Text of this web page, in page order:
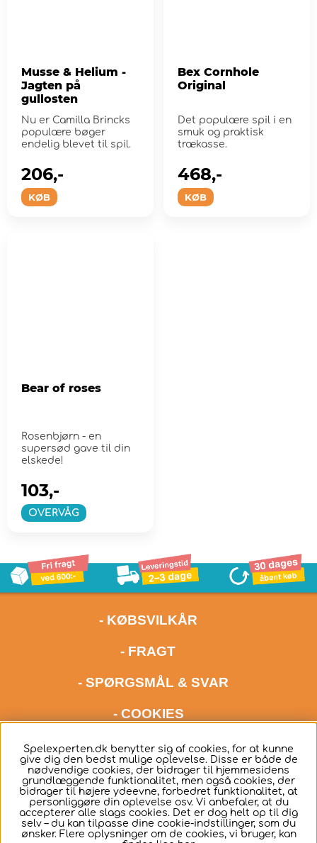
Musse & Helium -
Jagten på
gullosten
Nu er Camilla Brincks
populære bøger
endelig blevet til spil.
KØB
206,-
Bex Cornhole
Original
Det populære spil i en
smuk og praktisk
trækasse.
KØB
468,-
Bear of roses
Rosenbjørn - en
supersød gave til din
elskede!
OVERVÅG
103,-
- KØBSVILKÅR
- FRAGT
- SPØRGSMÅL & SVAR
- COOKIES
kontakt os meget gerne via mail på adressen
hello@spelexperten.com
Spelexperten.dk benytter sig af cookies, for at kunne
give dig den bedst mulige oplevelse. Disse er både de
nødvendige cookies, der bidrager til hjemmesidens
grundlæggende funktionalitet, men også cookies, der
bidrager til højere ydeevne, forbedret funktionalitet, at
personliggøre din oplevelse osv. Vi anbefaler, at du
accepterer alle slags cookies. Det er dog helt op til dig
selv – du kan tilpasse dine cookie-indstillinger, som du
ønsker. Flere oplysninger om de cookies, vi bruger, kan